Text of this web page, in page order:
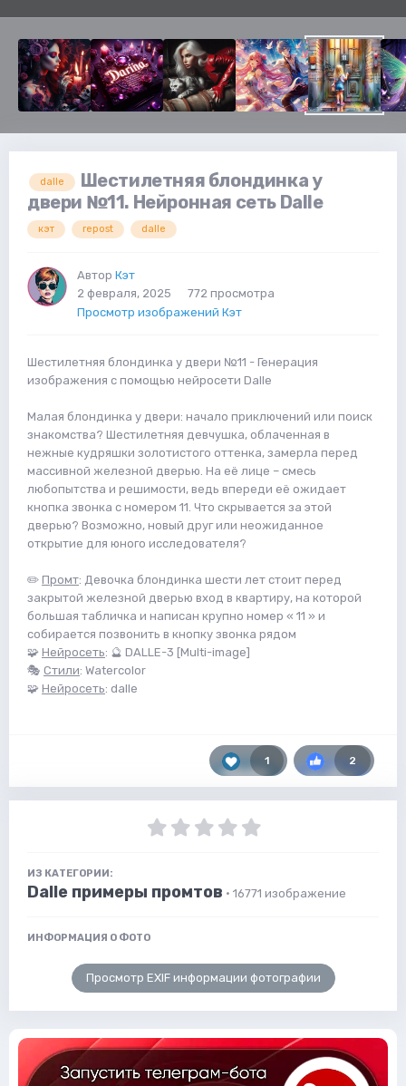
dalle
Шестилетняя блондинка у
двери №11. Нейронная сеть Dalle
кэт repost dalle
Автор Кэт
2 февраля, 2025
772 просмотра
Просмотр изображений Кэт
Шестилетняя блондинка у двери №11 - Генерация
изображения с помощью нейросети Dalle
Малая блондинка у двери: начало приключений или поиск
знакомства? Шестилетняя девчушка, облаченная в
нежные кудряшки золотистого оттенка, замерла перед
массивной железной дверью. На её лице – смесь
любопытства и решимости, ведь впереди её ожидает
кнопка звонка с номером 11. Что скрывается за этой
дверью? Возможно, новый друг или неожиданное
открытие для юного исследователя?
✏️ Промт: Девочка блондинка шести лет стоит перед
закрытой железной дверью вход в квартиру, на которой
большая табличка и написан крупно номер « 11 » и
собирается позвонить в кнопку звонка рядом
🧩 Нейросеть: 🔮 DALLE-3 [Multi-image]
🎭 Стили: Watercolor
🧩 Нейросеть: dalle
1 2
ИЗ КАТЕГОРИИ:
Dalle примеры промтов · 16771 изображение
ИНФОРМАЦИЯ О ФОТО
Просмотр EXIF информации фотографии